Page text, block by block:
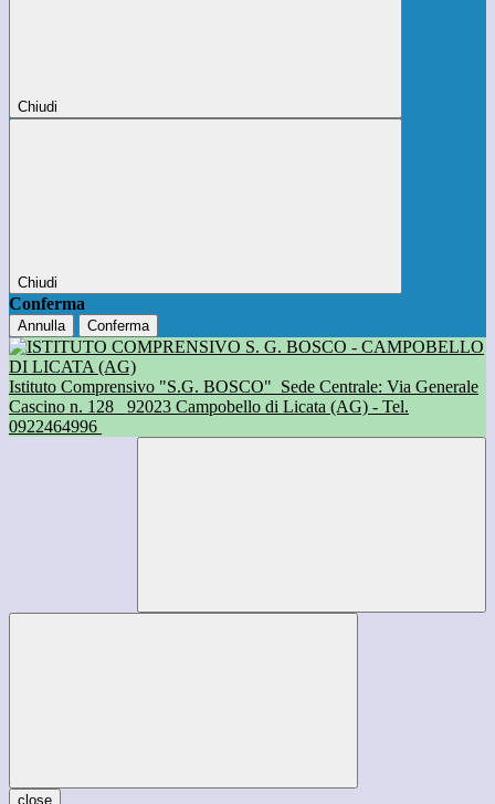
Chiudi
Chiudi
Conferma
Annulla Conferma
Istituto Comprensivo "S.G. BOSCO" Sede Centrale: Via Generale
Cascino n. 128
92023 Campobello di Licata (AG) - Tel.
0922464996
close